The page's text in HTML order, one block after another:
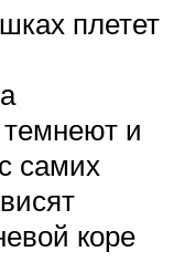
плетет
и
самих
коре